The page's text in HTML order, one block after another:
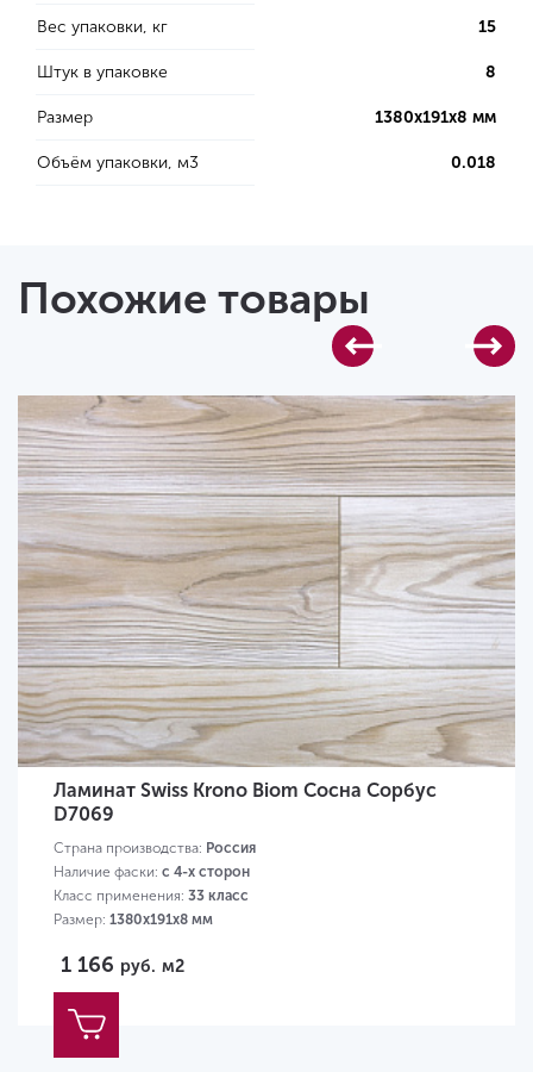
Вес упаковки, кг 15
Штук в упаковке 8
Размер 1380х191х8 мм
Объём упаковки, м3 0.018
Похожие товары
Ламинат Swiss Krono Biom Сосна Сорбус
D7069
Страна производства: Россия
Наличие фаски: с 4-х сторон
Класс применения: 33 класс
Размер: 1380х191х8 мм
1 166 руб. м2